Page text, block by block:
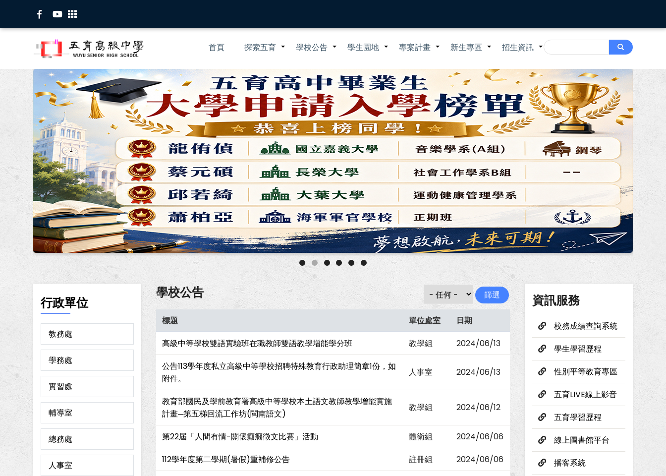
主
Search
Search
Main
navigation
首頁 +
探索五育 +
學校公告 +
學生園地 +
專案計畫 +
新生專區 +
招生資訊
行政單位
教務處
學務處
實習處
輔導室
總務處
人事室
學校公告
標題 單位處室
日期
高級中等學校雙語實驗班在職教師雙語教學增能學分班
教學組
2024/06/13
公告113學年度私立高級中等學校招聘特殊教育行政助理簡章1份，如
附件。
人事室 2024/06/13
教育部國民及學前教育署高級中等學校本土語文教師教學增能實施
計畫─第五梯回流工作坊(閩南語文)
教學組 2024/06/12
第22屆「人間有情-關懷癲癇徵文比賽」活動 體衛組
2024/06/06
112學年度第二學期(暑假)重補修公告
註冊組 2024/06/06
資訊服務
校務成績查詢系統
學生學習歷程
性別平等教育專區
五育LIVE線上影音
五育學習歷程
線上圖書館平台
播客系統